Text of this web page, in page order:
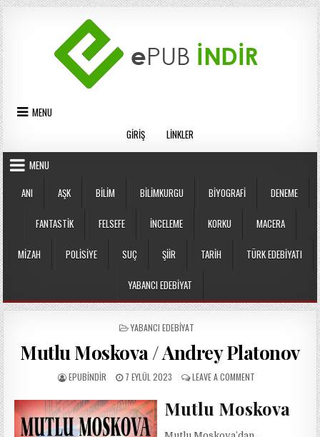
Skip
to
content
MENU
GIRIŞ
LINKLER
MENU
ANI
AŞK BILIM BILIMKURGU BIYOGRAFI DENEME
FANTASTIK FELSEFE İNCELEME KORKU MACERA
MIZAH POLISIYE SUÇ ŞIIR TARIH TÜRK EDEBIYATI
YABANCI EDEBIYAT
POSTED
YABANCI EDEBIYAT
Mutlu Moskova / Andrey Platonov
AUTHOR:
EPUBINDIR
PUBLISHED
7 EYLÜL 2023 LEAVE A COMMENT
MOSKOVA
/
Mutlu Moskova